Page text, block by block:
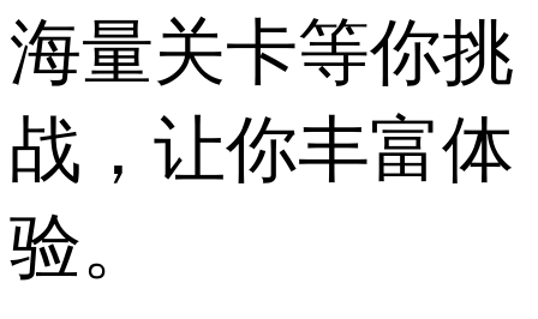
海量关卡等你挑
战，让你丰富体
验。